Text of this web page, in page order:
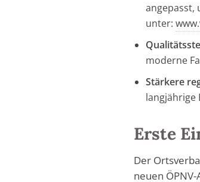
angepasst,
unter:
moderne
Stärkere
langjährige
Erste
Der
neuen